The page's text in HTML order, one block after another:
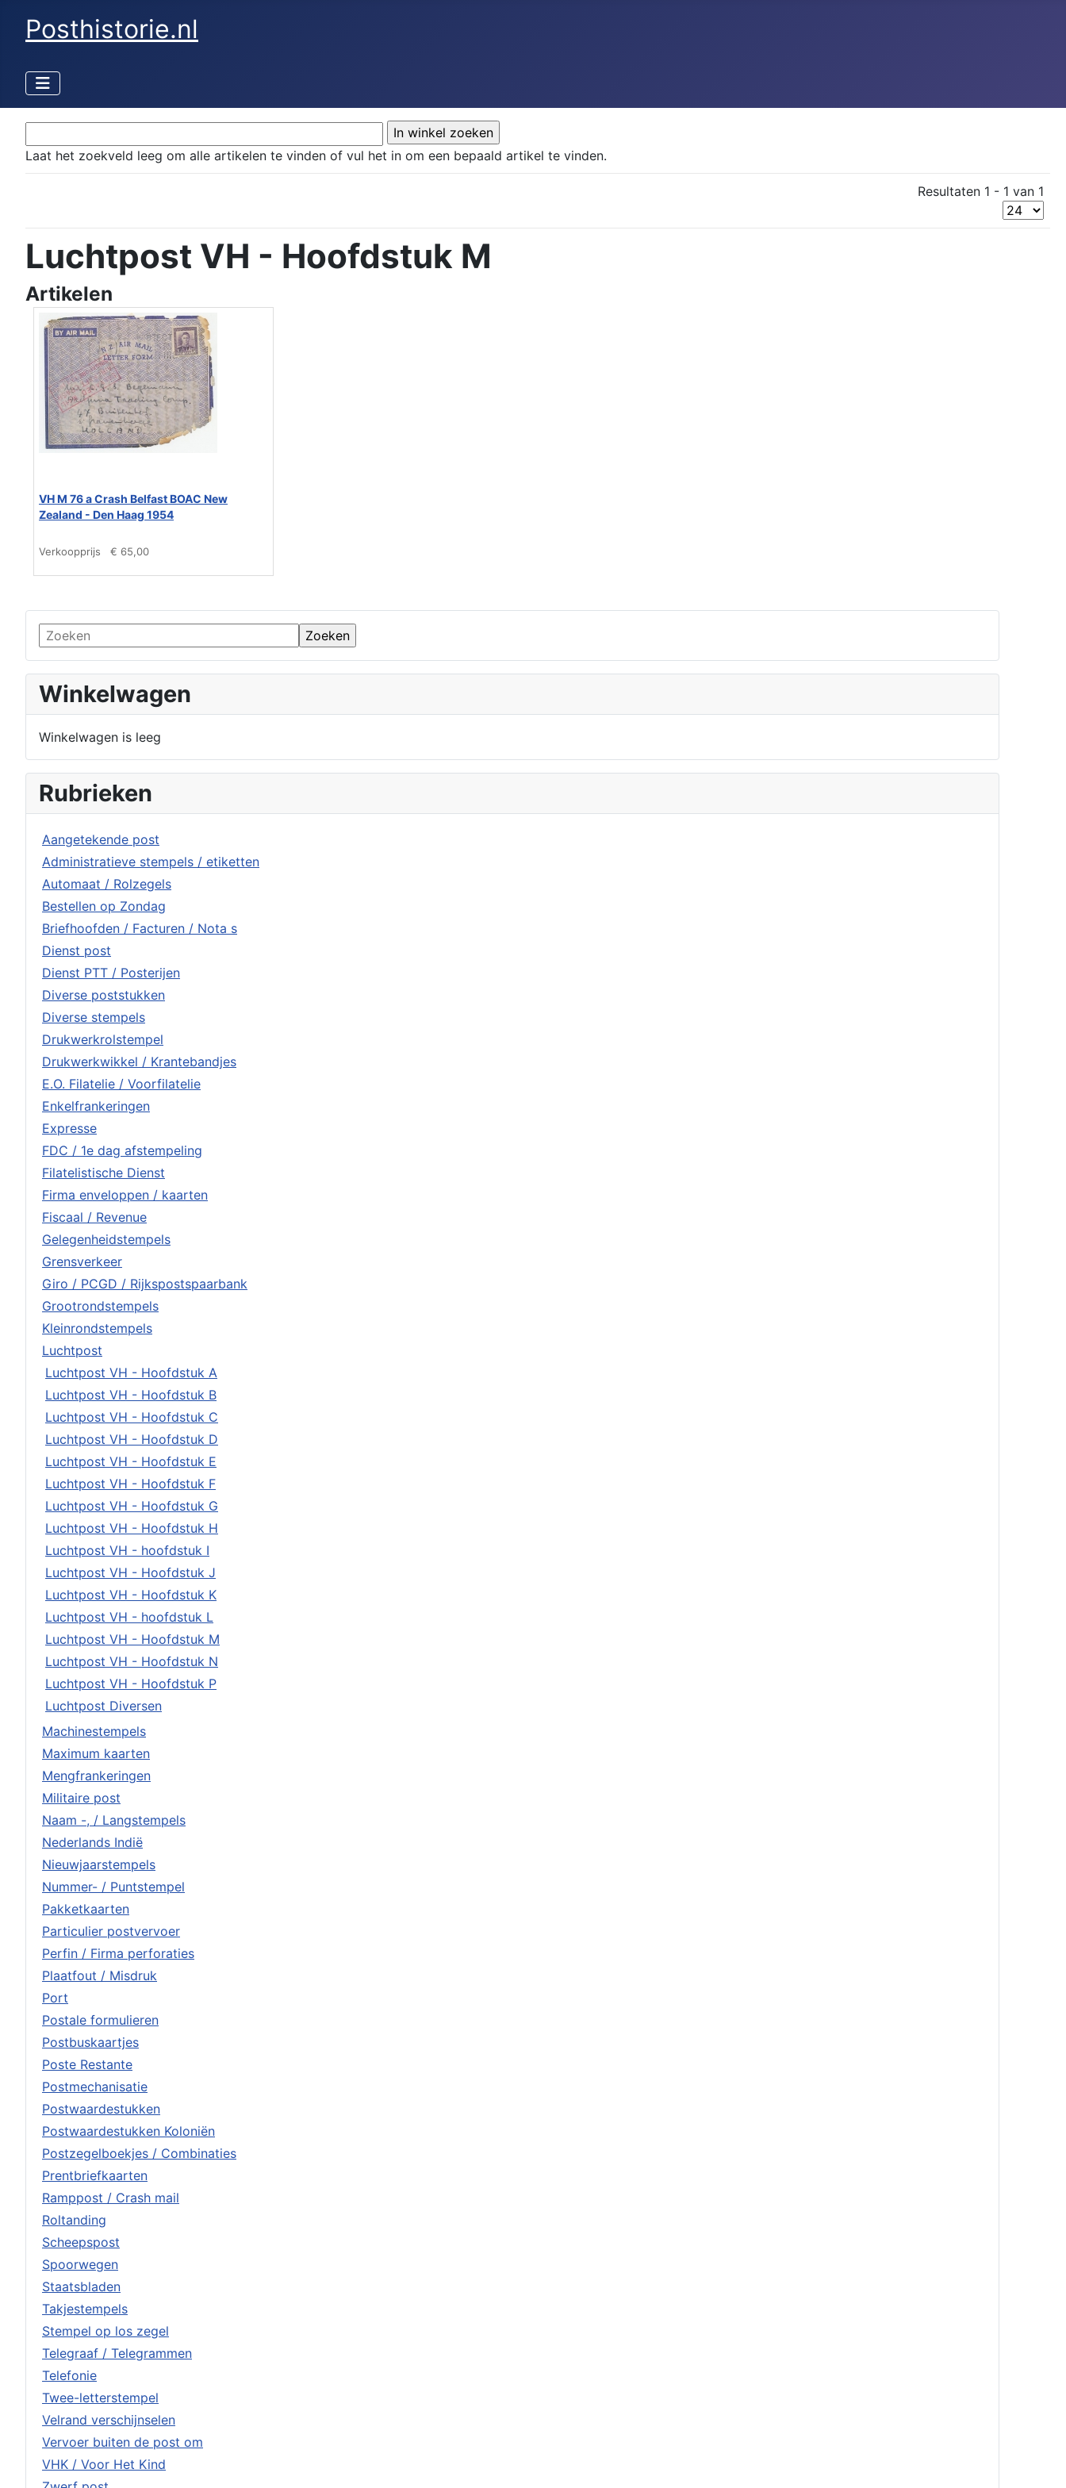
Posthistorie.nl
Winkelwagen
Winkelwagen is leeg
Rubrieken
Aangetekende post
Administratieve stempels / etiketten
Automaat / Rolzegels
Bestellen op Zondag
Briefhoofden / Facturen / Nota s
Dienst post
Dienst PTT / Posterijen
Diverse poststukken
Diverse stempels
Drukwerkrolstempel
Drukwerkwikkel / Krantebandjes
E.O. Filatelie / Voorfilatelie
Enkelfrankeringen
Expresse
FDC / 1e dag afstempeling
Filatelistische Dienst
Firma enveloppen / kaarten
Fiscaal / Revenue
Gelegenheidstempels
Grensverkeer
Giro / PCGD / Rijkspostspaarbank
Grootrondstempels
Kleinrondstempels
Luchtpost
Luchtpost VH - Hoofdstuk A
Luchtpost VH - Hoofdstuk B
Luchtpost VH - Hoofdstuk C
Luchtpost VH - Hoofdstuk D
Luchtpost VH - Hoofdstuk E
Luchtpost VH - Hoofdstuk F
Luchtpost VH - Hoofdstuk G
Luchtpost VH - Hoofdstuk H
Luchtpost VH - hoofdstuk I
Luchtpost VH - Hoofdstuk J
Luchtpost VH - Hoofdstuk K
Luchtpost VH - hoofdstuk L
Luchtpost VH - Hoofdstuk M
Luchtpost VH - Hoofdstuk N
Luchtpost VH - Hoofdstuk P
Luchtpost Diversen
Machinestempels
Maximum kaarten
Mengfrankeringen
Militaire post
Naam -, / Langstempels
Nederlands Indië
Nieuwjaarstempels
Nummer- / Puntstempel
Pakketkaarten
Particulier postvervoer
Perfin / Firma perforaties
Plaatfout / Misdruk
Port
Postale formulieren
Postbuskaartjes
Poste Restante
Postmechanisatie
Postwaardestukken
Postwaardestukken Koloniën
Postzegelboekjes / Combinaties
Prentbriefkaarten
Ramppost / Crash mail
Roltanding
Scheepspost
Spoorwegen
Staatsbladen
Takjestempels
Stempel op los zegel
Telegraaf / Telegrammen
Telefonie
Twee-letterstempel
Velrand verschijnselen
Vervoer buiten de post om
VHK / Voor Het Kind
Laat het zoekveld leeg om alle artikelen te vinden of vul het in om een bepaald artikel te vinden.
Resultaten 1 - 1 van 1
Luchtpost VH - Hoofdstuk M
Artikelen
VH M 76 a Crash Belfast BOAC New
Zealand - Den Haag 1954
Verkoopprijs € 65,00